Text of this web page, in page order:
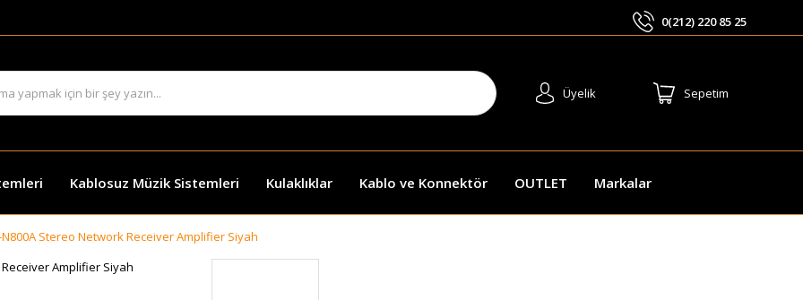
0(212) 220 85 25
Üyelik Sepetim
Kablosuz Müzik Sistemleri Kulaklıklar Kablo ve Konnektör OUTLET Markalar
Stereo Network Receiver Amplifier Siyah